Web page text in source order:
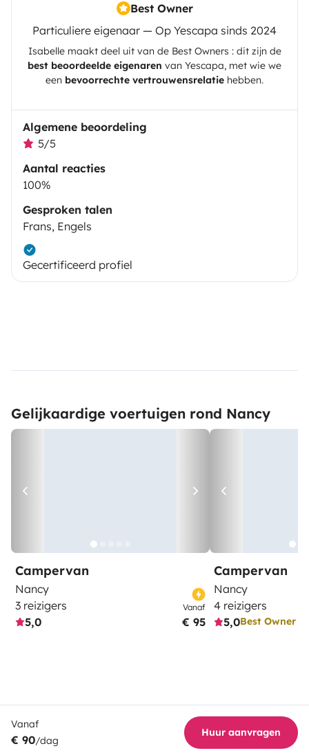
Best Owner
Particuliere eigenaar — Op Yescapa sinds 2024
Isabellemaakt deel uit van de Best Owners : dit zijn de
best beoordeelde eigenaren van Yescapa, met wie we
een bevoorrechte vertrouwensrelatie hebben.
Algemene beoordeling
5/5
Aantal reacties
100%
Gesproken talen
Frans, Engels
Gecertificeerd profiel
Gelijkaardige voertuigen rond Nancy
Campervan
Nancy
3 reizigers
5,0
Vanaf
€ 95
Campervan
Nancy
4 reizigers
5,0Best Owner
Vanaf
€ 90/dag
Huur aanvragen